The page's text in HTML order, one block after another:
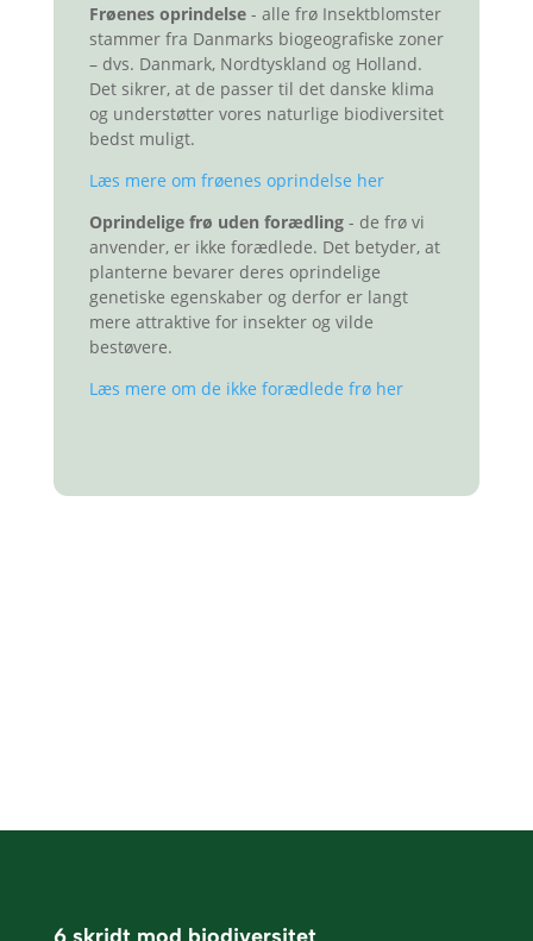
Frøenes oprindelse- alle frø Insektblomster
stammer fra Danmarks biogeografiske zoner
– dvs. Danmark, Nordtyskland og Holland.
Det sikrer, at de passer til det danske klima
og understøtter vores naturlige biodiversitet
bedst muligt.
Læs mere om frøenes oprindelse her
Oprindelige frø uden forædling - de frø vi
anvender, er ikke forædlede. Det betyder, at
planterne bevarer deres oprindelige
genetiske egenskaber og derfor er langt
mere attraktive for insekter og vilde
bestøvere.
Læs mere om de ikke forædlede frø her